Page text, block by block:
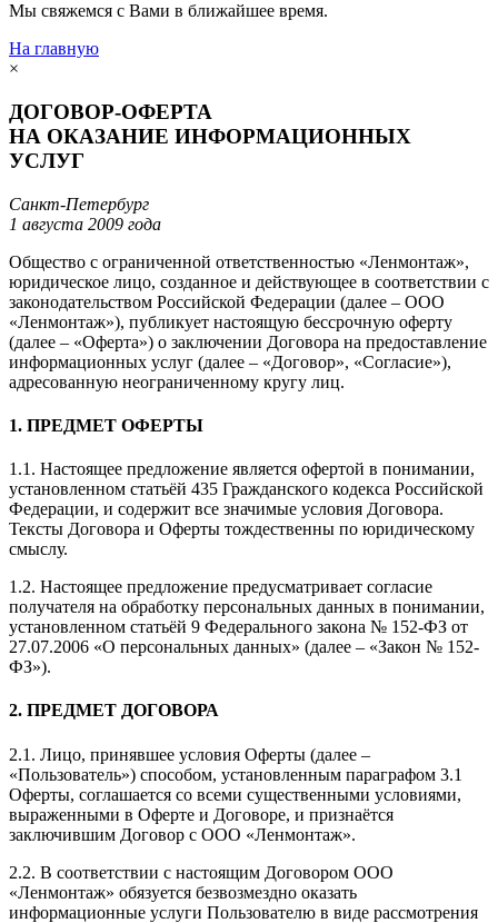
Мы свяжемся с Вами в ближайшее время.
На главную
×
ДОГОВОР-ОФЕРТА
НА ОКАЗАНИЕ ИНФОРМАЦИОННЫХ
УСЛУГ
Санкт-Петербург
1 августа 2009 года
Общество с ограниченной ответственностью «Ленмонтаж»,
юридическое лицо, созданное и действующее в соответствии с
законодательством Российской Федерации (далее – ООО
«Ленмонтаж»), публикует настоящую бессрочную оферту
(далее – «Оферта») о заключении Договора на предоставление
информационных услуг (далее – «Договор», «Согласие»),
адресованную неограниченному кругу лиц.
1. ПРЕДМЕТ ОФЕРТЫ
1.1. Настоящее предложение является офертой в понимании,
установленном статьёй 435 Гражданского кодекса Российской
Федерации, и содержит все значимые условия Договора.
Тексты Договора и Оферты тождественны по юридическому
смыслу.
1.2. Настоящее предложение предусматривает согласие
получателя на обработку персональных данных в понимании,
установленном статьёй 9 Федерального закона № 152-ФЗ от
27.07.2006 «О персональных данных» (далее – «Закон № 152-
ФЗ»).
2. ПРЕДМЕТ ДОГОВОРА
2.1. Лицо, принявшее условия Оферты (далее –
«Пользователь») способом, установленным параграфом 3.1
Оферты, соглашается со всеми существенными условиями,
выраженными в Оферте и Договоре, и признаётся
заключившим Договор с ООО «Ленмонтаж».
2.2. В соответствии с настоящим Договором ООО
«Ленмонтаж» обязуется безвозмездно оказать
информационные услуги Пользователю в виде рассмотрения